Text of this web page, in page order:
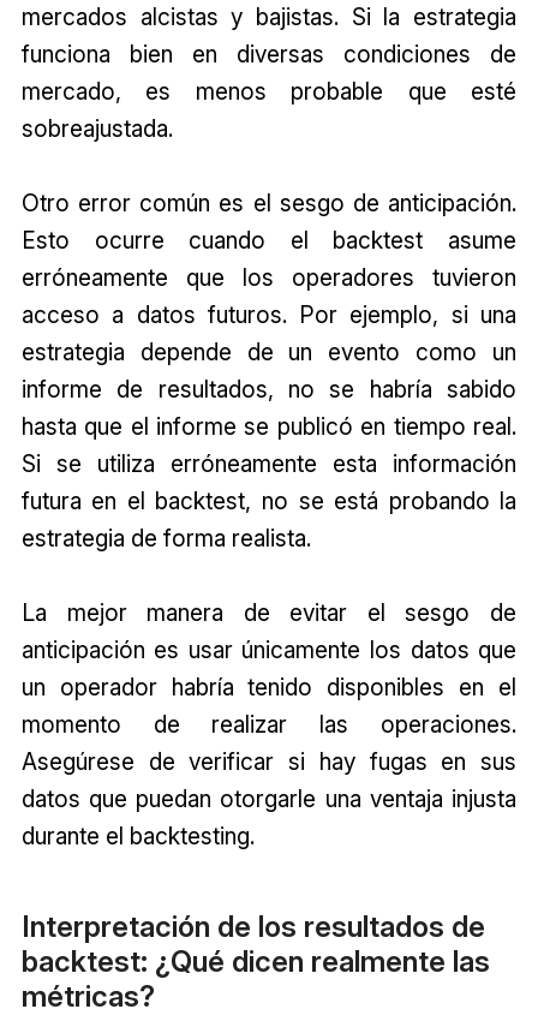
mercados alcistas y bajistas. Si la estrategia
funciona bien en diversas condiciones de
mercado, es menos probable que esté
sobreajustada.
Otro error común es el sesgo de anticipación.
Esto ocurre cuando el backtest asume
erróneamente que los operadores tuvieron
acceso a datos futuros. Por ejemplo, si una
estrategia depende de un evento como un
informe de resultados, no se habría sabido
hasta que el informe se publicó en tiempo real.
Si se utiliza erróneamente esta información
futura en el backtest, no se está probando la
estrategia de forma realista.
La mejor manera de evitar el sesgo de
anticipación es usar únicamente los datos que
un operador habría tenido disponibles en el
momento de realizar las operaciones.
Asegúrese de verificar si hay fugas en sus
datos que puedan otorgarle una ventaja injusta
durante el backtesting.
Interpretación de los resultados de
backtest: ¿Qué dicen realmente las
métricas?